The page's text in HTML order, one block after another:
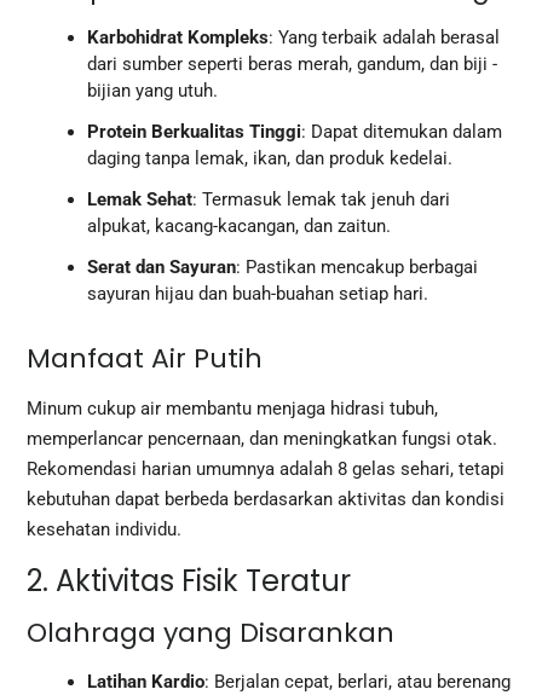
Karbohidrat Kompleks: Yang terbaik adalah berasal
dari sumber seperti beras merah, gandum, dan biji -
bijian yang utuh.
Protein Berkualitas Tinggi: Dapat ditemukan dalam
daging tanpa lemak, ikan, dan produk kedelai.
Lemak Sehat: Termasuk lemak tak jenuh dari
alpukat, kacang-kacangan, dan zaitun.
Serat dan Sayuran: Pastikan mencakup berbagai
sayuran hijau dan buah-buahan setiap hari.
Manfaat Air Putih
Minum cukup air membantu menjaga hidrasi tubuh,
memperlancar pencernaan, dan meningkatkan fungsi otak.
Rekomendasi harian umumnya adalah 8 gelas sehari, tetapi
kebutuhan dapat berbeda berdasarkan aktivitas dan kondisi
kesehatan individu.
2. Aktivitas Fisik Teratur
Olahraga yang Disarankan
Latihan Kardio: Berjalan cepat, berlari, atau berenang